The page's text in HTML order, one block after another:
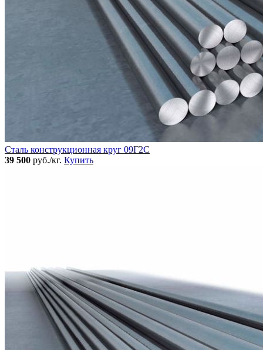
Сталь конструкционная круг 09Г2С
39 500 руб./кг. Купить